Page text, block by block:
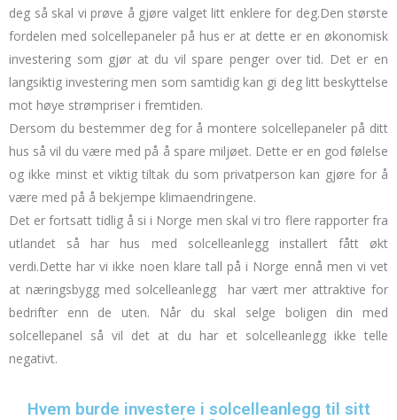
deg så skal vi prøve å gjøre valget litt enklere for deg.Den største
fordelen med solcellepaneler på hus er at dette er en økonomisk
investering som gjør at du vil spare penger over tid. Det er en
langsiktig investering men som samtidig kan gi deg litt beskyttelse
mot høye strømpriser i fremtiden.
Dersom du bestemmer deg for å montere solcellepaneler på ditt
hus så vil du være med på å spare miljøet. Dette er en god følelse
og ikke minst et viktig tiltak du som privatperson kan gjøre for å
være med på å bekjempe klimaendringene.
Det er fortsatt tidlig å si i Norge men skal vi tro flere rapporter fra
utlandet så har hus med solcelleanlegg installert fått økt
verdi.Dette har vi ikke noen klare tall på i Norge ennå men vi vet
at næringsbygg med solcelleanlegg har vært mer attraktive for
bedrifter enn de uten.
Når du skal selge boligen din med
solcellepanel så vil det at du har et solcelleanlegg ikke telle
negativt.
Hvem burde investere i solcelleanlegg til sitt